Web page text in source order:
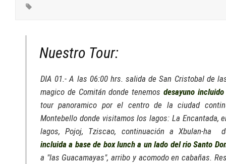
Nuestro Tour:
DIA 01.- A las 06:00 hrs. salida de San Cristobal de
magico de Comitán donde tenemos desayuno incluido
tour panoramico por el centro de la ciudad
Montebello donde visitamos los lagos: La Encantada,
lagos, Pojoj, Tziscao, continuación a Xbulan-ha
incluida a base de box lunch a un lado del rio Santo
a "las Guacamayas", arribo y acomodo en cabañas.